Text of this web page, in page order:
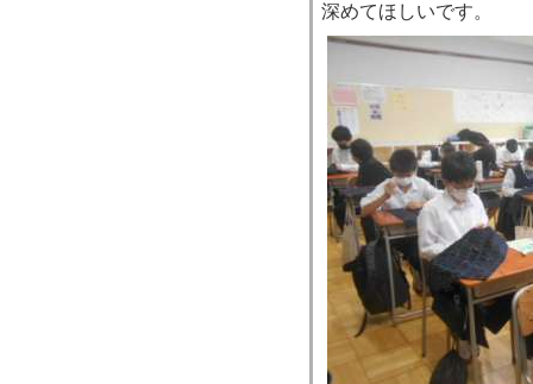
深めてほしいです。